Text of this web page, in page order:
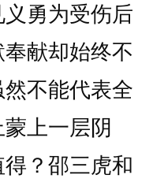
勇为受伤后
献却始终不
不能代表全
上一层阴
？邵三虎和